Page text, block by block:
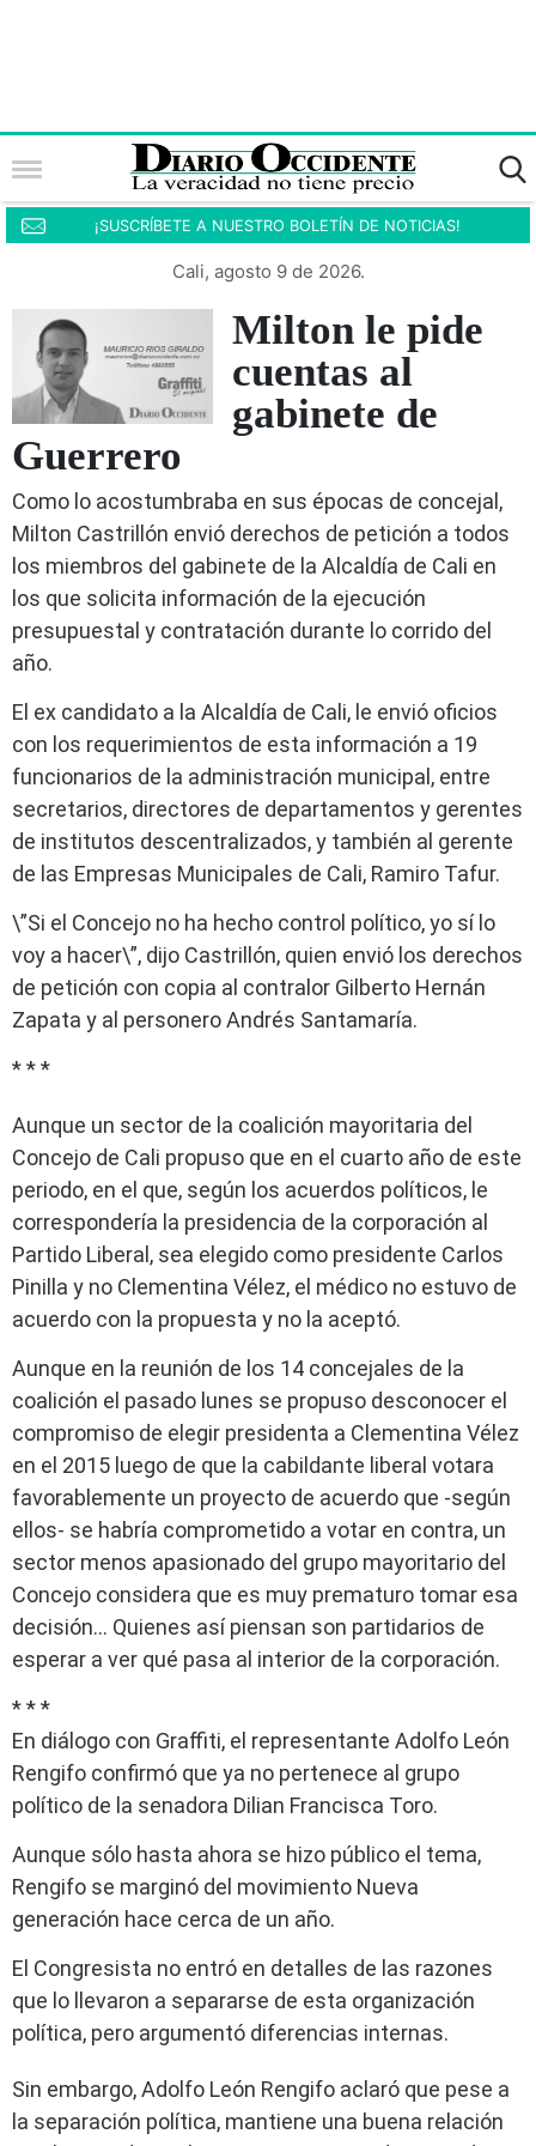
¡SUSCRÍBETE A NUESTRO BOLETÍN DE NOTICIAS!
Cali, agosto 9 de 2026.
Milton le pide
cuentas al
gabinete de
Guerrero
Como lo acostumbraba en sus épocas de concejal,
Milton Castrillón envió derechos de petición a todos
los miembros del gabinete de la Alcaldía de Cali en
los que solicita información de la ejecución
presupuestal y contratación durante lo corrido del
año.
El ex candidato a la Alcaldía de Cali, le envió oficios
con los requerimientos de esta información a 19
funcionarios de la administración municipal, entre
secretarios, directores de departamentos y gerentes
de institutos descentralizados, y también al gerente
de las Empresas Municipales de Cali, Ramiro Tafur.
\”Si el Concejo no ha hecho control político, yo sí lo
voy a hacer\”, dijo Castrillón, quien envió los derechos
de petición con copia al contralor Gilberto Hernán
Zapata y al personero Andrés Santamaría.
* * *
Aunque un sector de la coalición mayoritaria del
Concejo de Cali propuso que en el cuarto año de este
periodo, en el que, según los acuerdos políticos, le
correspondería la presidencia de la corporación al
Partido Liberal, sea elegido como presidente Carlos
Pinilla y no Clementina Vélez, el médico no estuvo de
acuerdo con la propuesta y no la aceptó.
Aunque en la reunión de los 14 concejales de la
coalición el pasado lunes se propuso desconocer el
compromiso de elegir presidenta a Clementina Vélez
en el 2015 luego de que la cabildante liberal votara
favorablemente un proyecto de acuerdo que -según
ellos- se habría comprometido a votar en contra, un
sector menos apasionado del grupo mayoritario del
Concejo considera que es muy prematuro tomar esa
decisión… Quienes así piensan son partidarios de
esperar a ver qué pasa al interior de la corporación.
* * *
En diálogo con Graffiti, el representante Adolfo León
Rengifo confirmó que ya no pertenece al grupo
político de la senadora Dilian Francisca Toro.
Aunque sólo hasta ahora se hizo público el tema,
Rengifo se marginó del movimiento Nueva
generación hace cerca de un año.
El Congresista no entró en detalles de las razones
que lo llevaron a separarse de esta organización
política, pero argumentó diferencias internas.
Sin embargo, Adolfo León Rengifo aclaró que pese a
la separación política, mantiene una buena relación